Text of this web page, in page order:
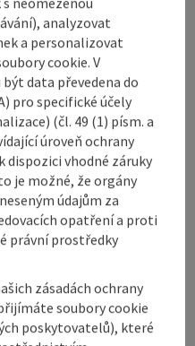
Vytisknout
V okolí
analyzovat
a personalizovat
cookie. V
data převedena do
pro specifické účely
(čl. 49 (1) písm. a
úroveň ochrany
dispozici vhodné záruky
je možné, že orgány
údajům za
opatření a proti
právní prostředky
zásadách ochrany
soubory cookie
poskytovatelů), které